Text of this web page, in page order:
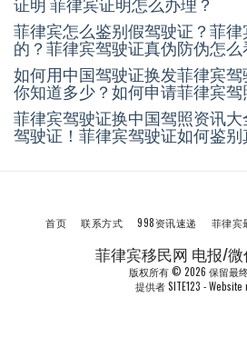
菲律宾怎么鉴别假驾驶证？菲
的？菲律宾驾驶证真伪防伪怎么
如何用中国驾驶证换发菲律宾
你知道多少？如何申请菲律宾驾
菲律宾驾驶证换中国驾照资讯
驾驶证！菲律宾驾驶证如何鉴别
菲律宾移民网 电报/微
版权所有 © 2026 保留最
提供者SITE123 -Website
首页 联系方式 998资讯速递 菲律宾